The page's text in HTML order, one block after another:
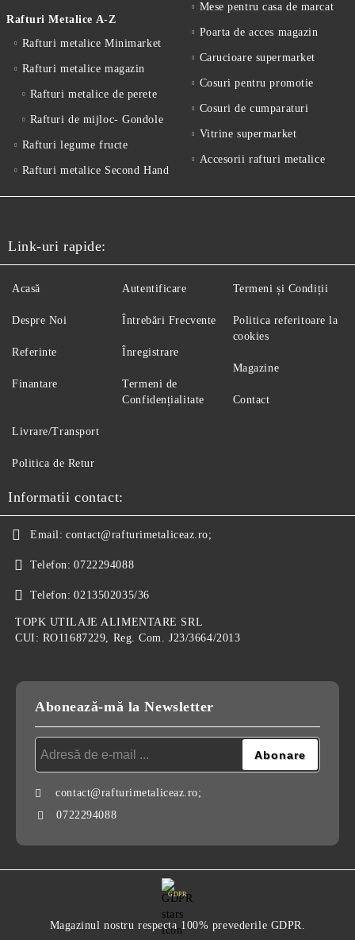
Rafturi Metalice A-Z
Rafturi metalice Minimarket
Rafturi metalice magazin
Rafturi metalice de perete
Rafturi de mijloc- Gondole
Rafturi legume fructe
Rafturi metalice Second Hand
Mese pentru casa de marcat
Poarta de acces magazin
Carucioare supermarket
Cosuri pentru promotie
Cosuri de cumparaturi
Vitrine supermarket
Accesorii rafturi metalice
Link-uri rapide:
Acasă
Despre Noi
Referinte
Finantare
Autentificare
Întrebări Frecvente
Înregistrare
Termeni de
Confidențialitate
Termeni și Condiții
Politica referitoare la
cookies
Magazine
Contact
Livrare/Transport
Politica de Retur
Informatii contact:
Email: contact@rafturimetaliceaz.ro;
Telefon: 0722294088
Telefon: 0213502035/36
TOPK UTILAJE ALIMENTARE SRL
CUI: RO11687229, Reg. Com. J23/3664/2013
Abonează-mă la Newsletter
contact@rafturimetaliceaz.ro;
0722294088
GDPR
Magazinul nostru respecta 100% prevederile GDPR.